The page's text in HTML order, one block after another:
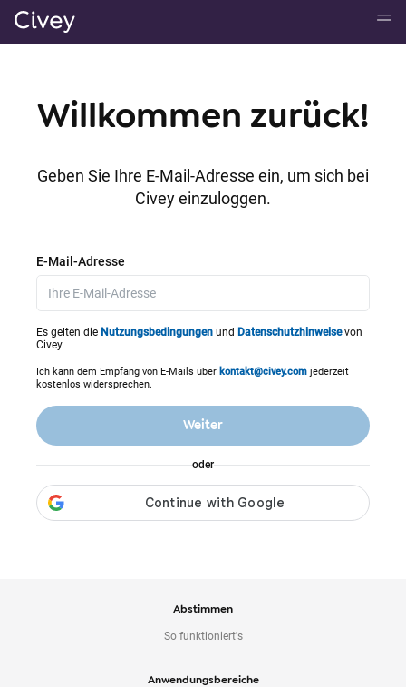
t
n
t
a
n
n
t
e
Willkommen zurück!
Geben Sie Ihre E-Mail-Adresse ein, um sich bei
Civey einzuloggen.
E-Mail-Adresse
Es gelten die Nutzungsbedingungen und Datenschutzhinweisevon
Civey.
Ich kann dem Empfang von E-Mails über kontakt@civey.com jederzeit
kostenlos widersprechen.
Weiter
oder
Abstimmen
So funktioniert's
Anwendungsbereiche